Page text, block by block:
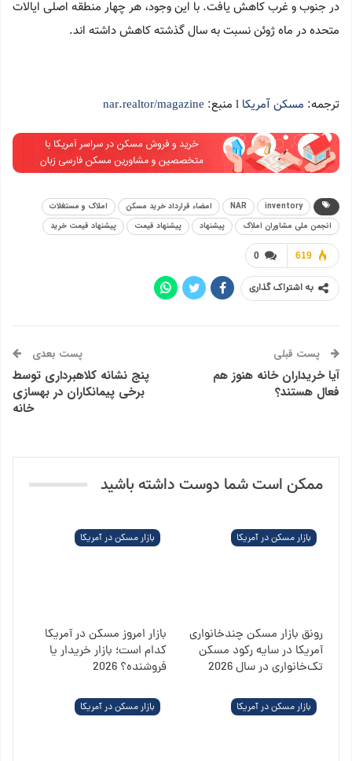
در جنوب و غرب کاهش یافت. با این وجود، هر چهار منطقه اصلی ایالات
متحده در ماه ژوئن نسبت به سال گذشته کاهش داشته اند.
ترجمه: مسکن آمریکا nar.realtor/magazine
inventory
NAR امضاء قرارداد خرید مسکن
املاک و مستغلات
انجمن ملی مشاوران املاک
پیشنهاد پیشنهاد قیمت پیشنهاد قیمت خرید
0 619
به اشتراک گذاری
پست قبلی
آیا خریداران خانه هنوز هم
فعال هستند؟
پست بعدی
پنج نشانه کلاهبرداری توسط
برخی پیمانکاران در بهسازی
خانه
ممکن است شما دوست داشته باشید
بازار مسکن در آمریکا
رونق بازار مسکن چندخانواری
آمریکا در سایه رکود مسکن
تک‌خانواری در سال 2026
بازار مسکن در آمریکا
بازار امروز مسکن در آمریکا
کدام است؛ بازار خریدار یا
فروشنده؟ 2026
بازار مسکن در آمریکا بازار مسکن در آمریکا